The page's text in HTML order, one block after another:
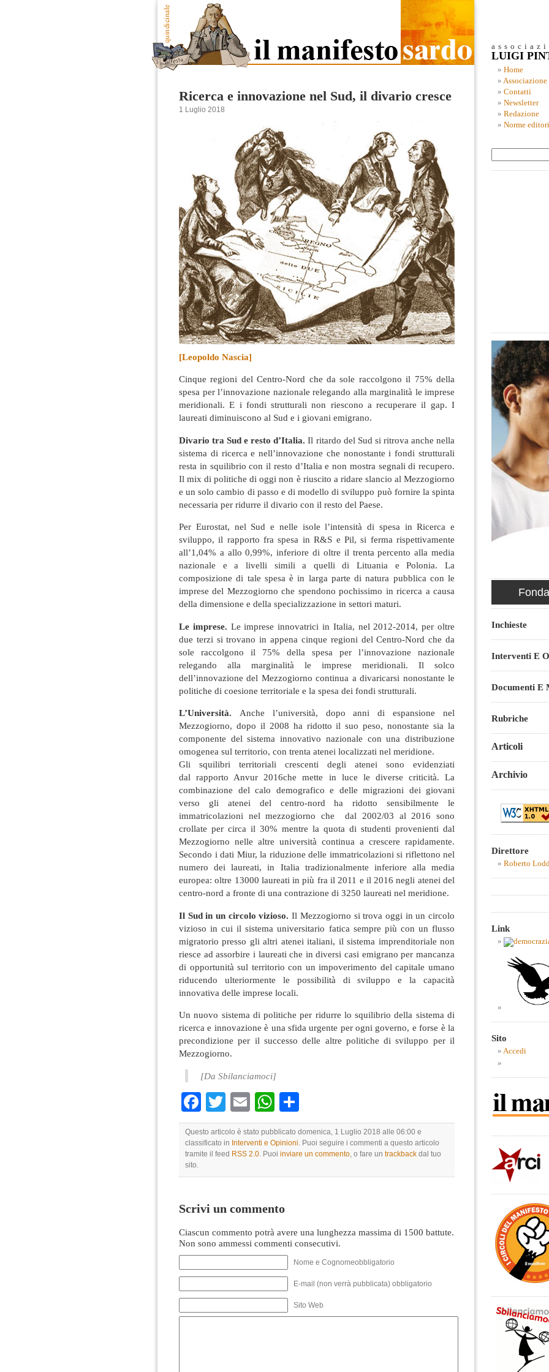
Ricerca e innovazione nel Sud, il divario cresce
1 Luglio 2018
[Leopoldo Nascia]
Cinque regioni del Centro-Nord che da sole raccolgono il 75% della
spesa per l’innovazione nazionale relegando alla marginalità le imprese
meridionali. E i fondi strutturali non riescono a recuperare il gap. I
laureati diminuiscono al Sud e i giovani emigrano.
Divario tra Sud e resto d’Italia.Il ritardo del Sud si ritrova anche nella
sistema di ricerca e nell’innovazione che nonostante i fondi strutturali
resta in squilibrio con il resto d’Italia e non mostra segnali di recupero.
Il mix di politiche di oggi non è riuscito a ridare slancio al Mezzogiorno
e un solo cambio di passo e di modello di sviluppo può fornire la spinta
necessaria per ridurre il divario con il resto del Paese.
Per Eurostat, nel Sud e nelle isole l’intensità di spesa in Ricerca e
sviluppo, il rapporto fra spesa in R&S e Pil, si ferma rispettivamente
all’1,04% a allo 0,99%, inferiore di oltre il trenta percento alla media
nazionale e a livelli simili a quelli di Lituania e Polonia. La
composizione di tale spesa è in larga parte di natura pubblica con le
imprese del Mezzogiorno che spendono pochissimo in ricerca a causa
della dimensione e della specializzazione in settori maturi.
Le imprese. Le imprese innovatrici in Italia, nel 2012-2014, per oltre
due terzi si trovano in appena cinque regioni del Centro-Nord che da
sole raccolgono il 75% della spesa per l’innovazione nazionale
relegando alla marginalità le imprese meridionali. Il solco
dell’innovazione del Mezzogiorno continua a divaricarsi nonostante le
politiche di coesione territoriale e la spesa dei fondi strutturali.
L’Università. Anche l’università, dopo anni di espansione nel
Mezzogiorno, dopo il 2008 ha ridotto il suo peso, nonostante sia la
componente del sistema innovativo nazionale con una distribuzione
omogenea sul territorio, con trenta atenei localizzati nel meridione.
Gli squilibri territoriali crescenti degli atenei sono evidenziati
dal rapporto Anvur 2016che mette in luce le diverse criticità. La
combinazione del calo demografico e delle migrazioni dei giovani
verso gli atenei del centro-nord ha ridotto sensibilmente le
immatricolazioni nel mezzogiorno che dal 2002/03 al 2016 sono
crollate per circa il 30% mentre la quota di studenti provenienti dal
Mezzogiorno nelle altre università continua a crescere rapidamente.
Secondo i dati Miur, la riduzione delle immatricolazioni si riflettono nel
numero dei laureati, in Italia tradizionalmente inferiore alla media
europea: oltre 13000 laureati in più fra il 2011 e il 2016 negli atenei del
centro-nord a fronte di una contrazione di 3250 laureati nel meridione.
Il Sud in un circolo vizioso.Il Mezzogiorno si trova oggi in un circolo
vizioso in cui il sistema universitario fatica sempre più con un flusso
migratorio presso gli altri atenei italiani, il sistema imprenditoriale non
riesce ad assorbire i laureati che in diversi casi emigrano per mancanza
di opportunità sul territorio con un impoverimento del capitale umano
riducendo ulteriormente le possibilità di sviluppo e la capacità
innovativa delle imprese locali.
Un nuovo sistema di politiche per ridurre lo squilibrio della sistema di
ricerca e innovazione è una sfida urgente per ogni governo, e forse è la
precondizione per il successo delle altre politiche di sviluppo per il
Mezzogiorno.
[Da Sbilanciamoci]
Facebook
TwitterEmailWhatsApp
Questo articolo è stato pubblicato domenica, 1 Luglio 2018 alle 06:00 e
classificato in Interventi e Opinioni . Puoi seguire i commenti a questo articolo
tramite il feed RSS 2.0 . Puoi inviare un commento , o fare un trackback dal tuo
sito.
Scrivi un commento
Ciascun commento potrà avere una lunghezza massima di 1500 battute.
Non sono ammessi commenti consecutivi.
Nome e Cognomeobbligatorio
E-mail (non verrà pubblicata) obbligatorio
Sito Web
LUIGI
Home
Associazione
Contatti
Newsletter
Redazione
Norme
Inchieste
Interventi E
Documenti E
Rubriche
Articoli
Archivio
Direttore
Roberto
Link
Sito
Accedi